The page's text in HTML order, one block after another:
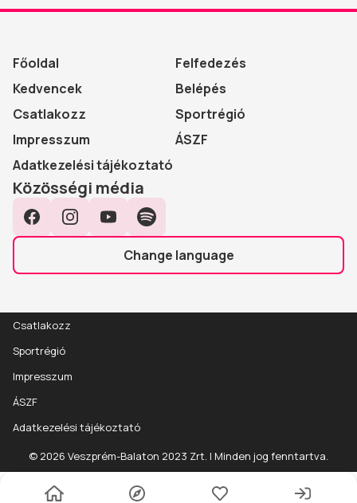
Főoldal
Felfedezés
Kedvencek
Belépés
Csatlakozz
Sportrégió
Impresszum
ÁSZF
Adatkezelési tájékoztató
Közösségi média
Change language
© 2026 Veszprém-Balaton 2023 Zrt. | Minden jog fenntartva.
Csatlakozz
Sportrégió
Impresszum
ÁSZF
Adatkezelési tájékoztató